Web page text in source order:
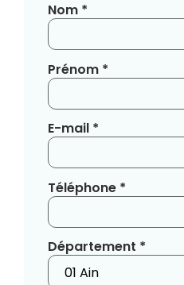
Nom *
Prénom *
E-mail *
Téléphone *
Département *